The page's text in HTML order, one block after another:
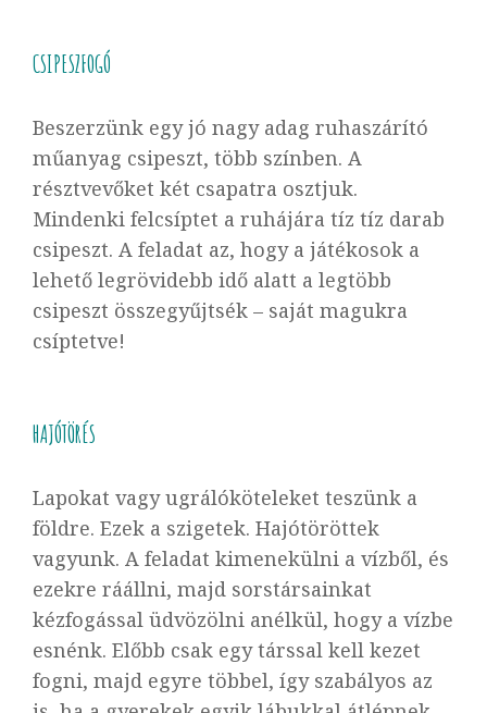
CSIPESZFOGÓ
Beszerzünk egy jó nagy adag ruhaszárító
műanyag csipeszt, több színben. A
résztvevőket két csapatra osztjuk.
Mindenki felcsíptet a ruhájára tíz tíz darab
csipeszt. A feladat az, hogy a játékosok a
lehető legrövidebb idő alatt a legtöbb
csipeszt összegyűjtsék – saját magukra
csíptetve!
HAJÓTÖRÉS
Lapokat vagy ugrálóköteleket teszünk a
földre. Ezek a szigetek. Hajótöröttek
vagyunk. A feladat kimenekülni a vízből, és
ezekre ráállni, majd sorstársainkat
kézfogással üdvözölni anélkül, hogy a vízbe
esnénk. Előbb csak egy társsal kell kezet
fogni, majd egyre többel, így szabályos az